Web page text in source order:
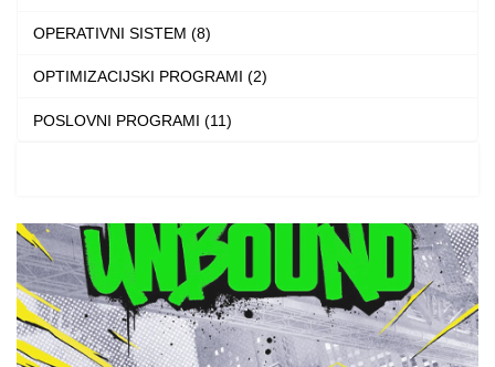
OPERATIVNI SISTEM (8)
OPTIMIZACIJSKI PROGRAMI (2)
POSLOVNI PROGRAMI (11)